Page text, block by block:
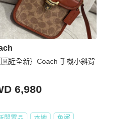
近全新｝Coach 手機小斜背
6,980